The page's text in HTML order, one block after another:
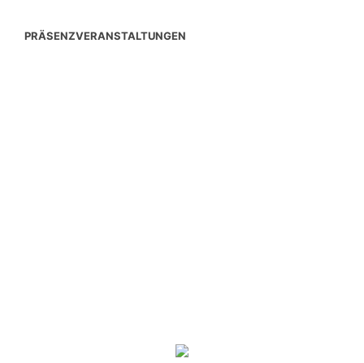
PRÄSENZVERANSTALTUNGEN